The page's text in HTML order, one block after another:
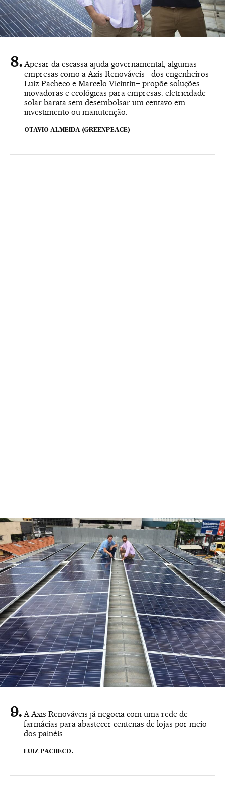
Apesar da escassa ajuda governamental, algumas
empresas como a Axis Renováveis –dos engenheiros
Luiz Pacheco e Marcelo Vicintin– propõe soluções
inovadoras e ecológicas para empresas: eletricidade
solar barata sem desembolsar um centavo em
investimento ou manutenção.
OTAVIO ALMEIDA (GREENPEACE)
A Axis Renováveis já negocia com uma rede de
farmácias para abastecer centenas de lojas por meio
dos painéis.
LUIZ PACHECO.